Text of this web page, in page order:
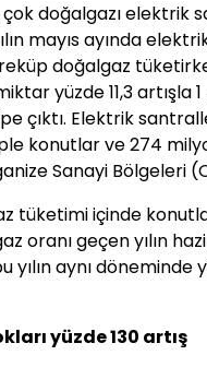
doğalgazı elektrik
mayıs ayında
doğalgaz
yüzde 11,3 artışla
çıktı. Elektrik
konutlar ve 274
Sanayi Bölgeleri
tüketimi içinde
oranı geçen yılın
yılın aynı döneminde
yüzde 130 artış